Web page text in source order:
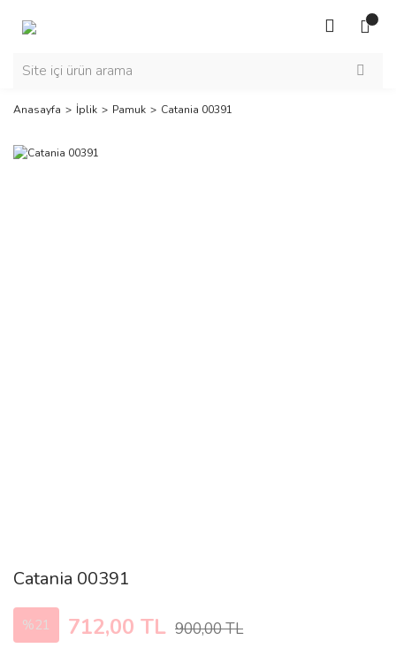
Anasayfa İplik Pamuk Catania 00391
Catania 00391
%21 712,00 TL 900,00 TL